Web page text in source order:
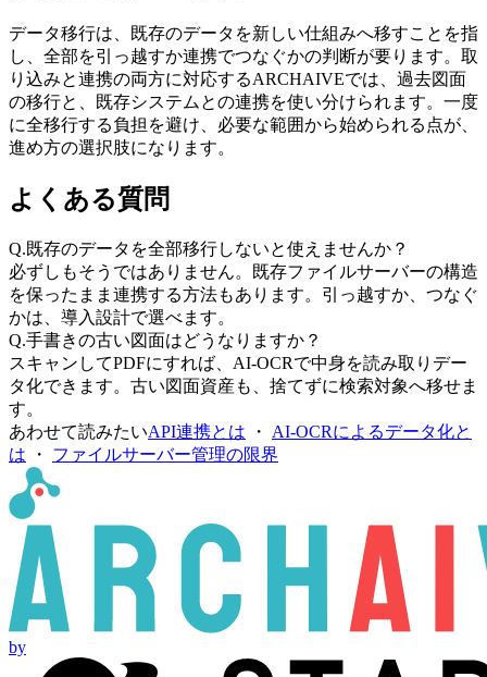
データ移行は、既存のデータを新しい仕組みへ移すことを指
し、全部を引っ越すか連携でつなぐかの判断が要ります。取
り込みと連携の両方に対応するARCHAIVEでは、過去図面
の移行と、既存システムとの連携を使い分けられます。一度
に全移行する負担を避け、必要な範囲から始められる点が、
進め方の選択肢になります。
よくある質問
Q.既存のデータを全部移行しないと使えませんか？
必ずしもそうではありません。既存ファイルサーバーの構造
を保ったまま連携する方法もあります。引っ越すか、つなぐ
かは、導入設計で選べます。
Q.手書きの古い図面はどうなりますか？
スキャンしてPDFにすれば、AI-OCRで中身を読み取りデー
タ化できます。古い図面資産も、捨てずに検索対象へ移せま
す。
あわせて読みたいAPI連携とは ・ AI-OCRによるデータ化と
は ・ ファイルサーバー管理の限界
by